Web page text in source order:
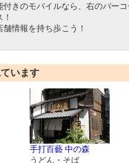
付きのモバイルなら、右のバー
舗情報を持ち歩こう！
います
手打百藝 中の森
うどん・そば